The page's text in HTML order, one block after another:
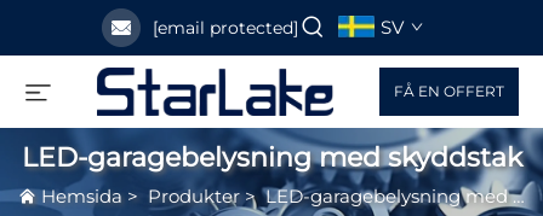
[email protected] SV
FÅ EN OFFERT
LED-garagebelysning med skyddstak
Hemsida > Produkter>LED-garagebelysning med skyddstak